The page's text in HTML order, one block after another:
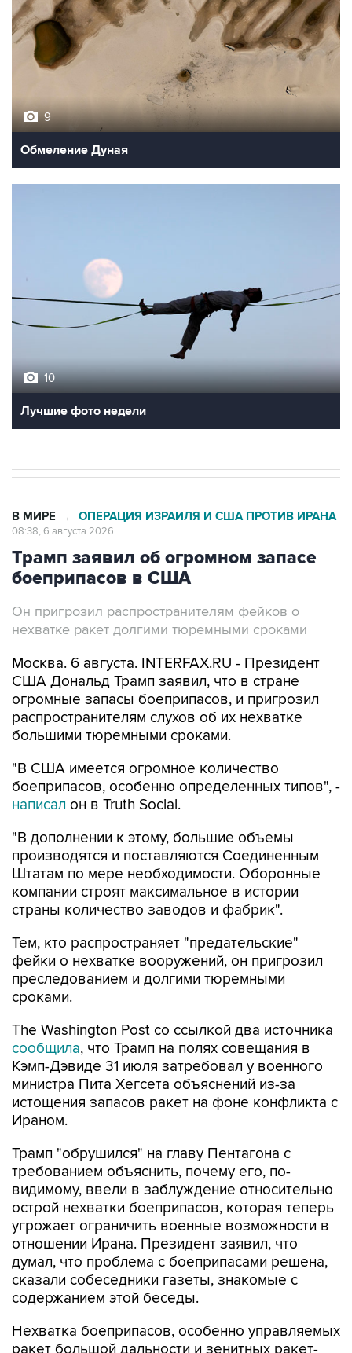
9
Обмеление Дуная
10
Лучшие фото недели
В МИРЕ → ОПЕРАЦИЯ ИЗРАИЛЯ И США ПРОТИВ ИРАНА
08:38, 6 августа 2026
Трамп заявил об огромном запасе
боеприпасов в США
Он пригрозил распространителям фейков о
нехватке ракет долгими тюремными сроками
Москва. 6 августа. INTERFAX.RU - Президент
США Дональд Трамп заявил, что в стране
огромные запасы боеприпасов, и пригрозил
распространителям слухов об их нехватке
большими тюремными сроками.
"В США имеется огромное количество
боеприпасов, особенно определенных типов", -
написал он в Truth Social.
"В дополнении к этому, большие объемы
производятся и поставляются Соединенным
Штатам по мере необходимости. Оборонные
компании строят максимальное в истории
страны количество заводов и фабрик".
Тем, кто распространяет "предательские"
фейки о нехватке вооружений, он пригрозил
преследованием и долгими тюремными
сроками.
The Washington Post со ссылкой два источника
сообщила, что Трамп на полях совещания в
Кэмп-Дэвиде 31 июля затребовал у военного
министра Пита Хегсета объяснений из-за
истощения запасов ракет на фоне конфликта с
Ираном.
Трамп "обрушился" на главу Пентагона с
требованием объяснить, почему его, по-
видимому, ввели в заблуждение относительно
острой нехватки боеприпасов, которая теперь
угрожает ограничить военные возможности в
отношении Ирана. Президент заявил, что
думал, что проблема с боеприпасами решена,
сказали собеседники газеты, знакомые с
содержанием этой беседы.
Нехватка боеприпасов, особенно управляемых